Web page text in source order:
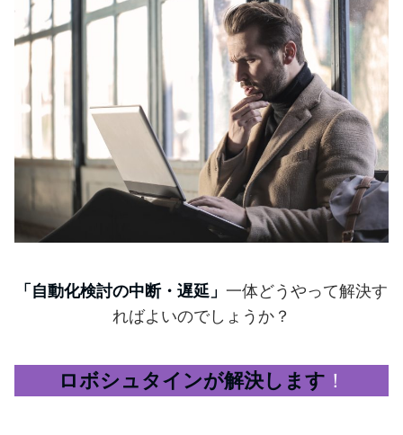
「自動化検討の中断・遅延」 一体どうやって解決す
ればよいのでしょうか？
ロボシュタインが解決します ！